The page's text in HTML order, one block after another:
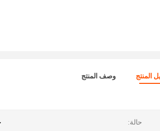
المنتج وصف المنتج
حالة: